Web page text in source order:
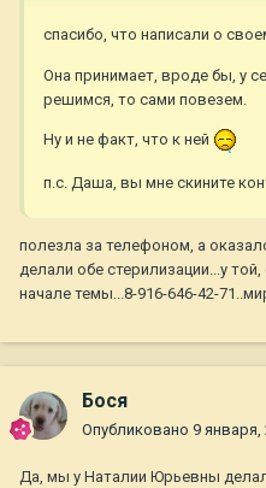
спасибо, что написали о
Она принимает, вроде бы, у
решимся, то сами повезем.
Ну и не факт, что к ней
п.с. Даша, вы мне скините
полезла за телефоном, а
делали обе стерилизации...у
начале темы...8-916-646-42-
Бося
Опубликовано 9 января,
Да, мы у Наталии Юрьевны